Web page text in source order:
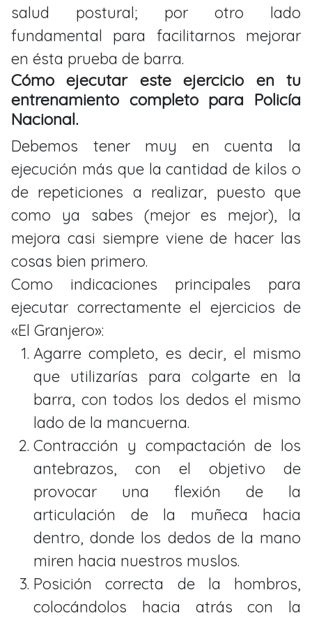
salud postural; por otro lado
fundamental para facilitarnos mejorar
en ésta prueba de barra.
Cómo ejecutar este ejercicio en tu
entrenamiento completo para Policía
Nacional.
Debemos tener muy en cuenta la
ejecución más que la cantidad de kilos o
de repeticiones a realizar, puesto que
como ya sabes (mejor es mejor), la
mejora casi siempre viene de hacer las
cosas bien primero.
Como indicaciones principales para
ejecutar correctamente el ejercicios de
«El Granjero»:
Agarre completo, es decir, el mismo
que utilizarías para colgarte en la
barra, con todos los dedos el mismo
lado de la mancuerna.
Contracción y compactación de los
antebrazos, con el objetivo de
provocar una flexión de la
articulación de la muñeca hacia
dentro, donde los dedos de la mano
miren hacia nuestros muslos.
Posición correcta de la hombros,
colocándolos hacia atrás con la